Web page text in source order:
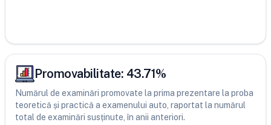
Promovabilitate: 43.71%
Numărul de examinări promovate la prima prezentare la proba
teoretică și practică a examenului auto, raportat la numărul
total de examinări susținute, în anii anteriori.